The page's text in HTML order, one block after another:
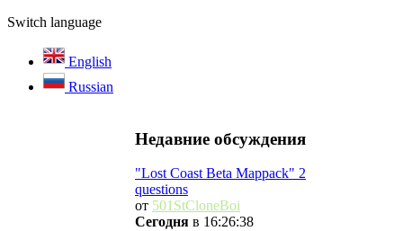
Switch language
English
Russian
Недавние обсуждения
"Lost Coast Beta Mappack" 2
questions
от 501StCloneBoi
Сегодня в 16:26:38